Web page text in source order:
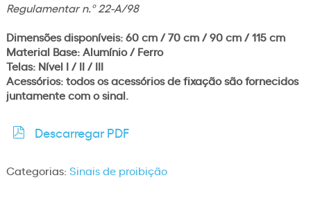
Regulamentar n.º 22-A/98
Dimensões disponíveis: 60 cm / 70 cm / 90 cm / 115 cm
Material Base: Alumínio / Ferro
Telas: Nível I / II / III
Acessórios: todos os acessórios de fixação são fornecidos
juntamente com o sinal.
Descarregar PDF
Categorias: Sinais de proibição